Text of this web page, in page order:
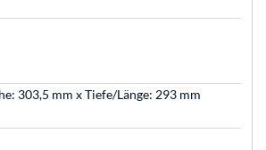
303,5 mm x Tiefe/Länge: 293 mm